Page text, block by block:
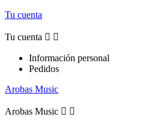
Tu cuenta
Tu cuenta  
Información personal
Pedidos
Arobas Music
Arobas Music  